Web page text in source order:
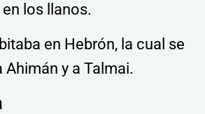
los llanos.
en Hebrón, la cual se
Ahimán y a Talmai.